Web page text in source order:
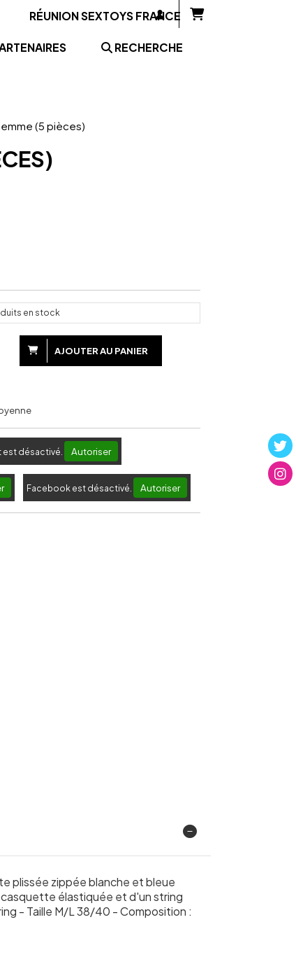
RÉUNION SEXTOYS FRANCE
RECHERCHE
(5 pièces)
en stock
AJOUTER AU PANIER
est désactivé. Autoriser
Facebook est désactivé. Autoriser
plissée zippée blanche et bleue
élastiquée et d'un string
- Taille M/L 38/40 - Composition :